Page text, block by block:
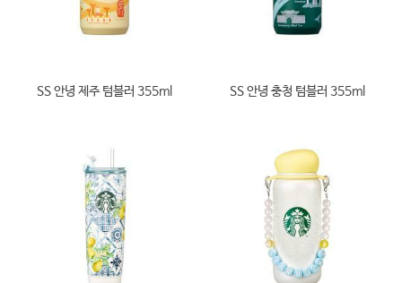
SS 안녕 제주 텀블러 355ml SS 안녕 충청 텀블러 355ml